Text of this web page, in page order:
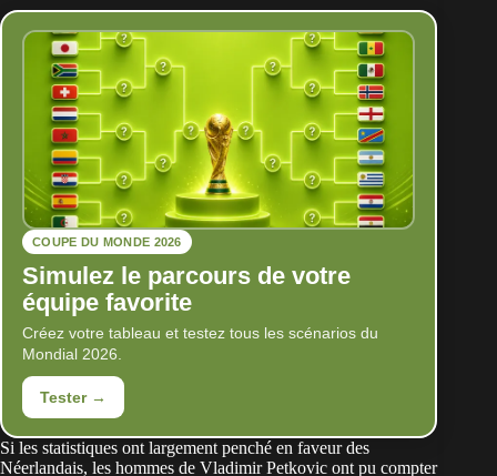
COUPE DU MONDE 2026
Simulez le parcours de votre
équipe favorite
Créez votre tableau et testez tous les scénarios du
Mondial 2026.
Tester →
Si les statistiques ont largement penché en faveur des
Néerlandais, les hommes de Vladimir Petkovic ont pu compter